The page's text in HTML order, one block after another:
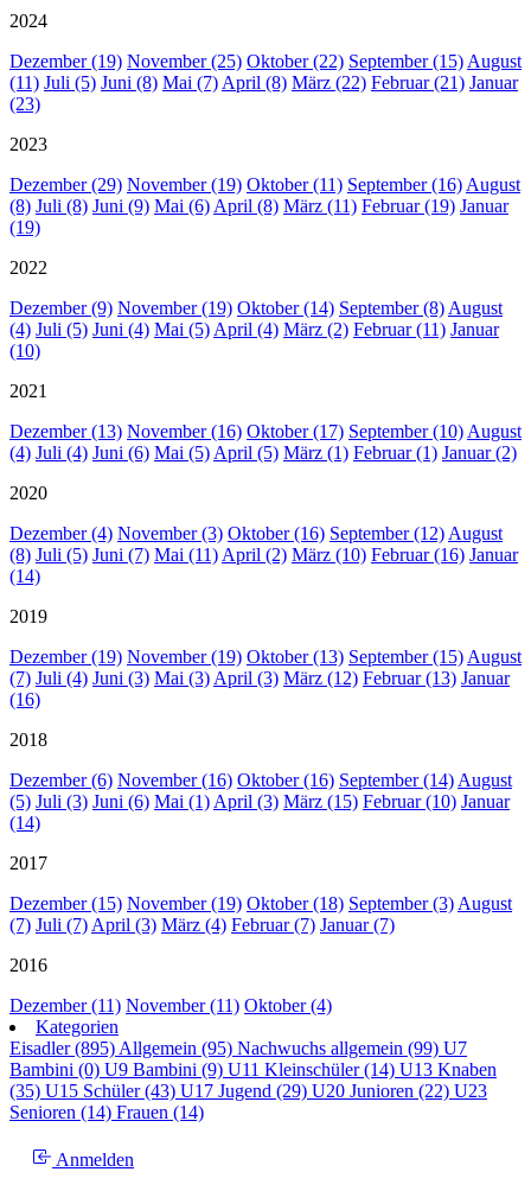
2024
Dezember (19) November (25) Oktober (22) September (15) August
(11) Juli (5) Juni (8) Mai (7) April (8) März (22) Februar (21) Januar
(23)
2023
Dezember (29) November (19) Oktober (11) September (16) August
(8) Juli (8) Juni (9) Mai (6) April (8) März (11) Februar (19) Januar
(19)
2022
Dezember (9) November (19) Oktober (14) September (8) August
(4) Juli (5) Juni (4) Mai (5) April (4) März (2) Februar (11) Januar
(10)
2021
Dezember (13) November (16) Oktober (17) September (10) August
(4) Juli (4) Juni (6) Mai (5) April (5) März (1) Februar (1) Januar (2)
2020
Dezember (4) November (3) Oktober (16) September (12) August
(8) Juli (5) Juni (7) Mai (11) April (2) März (10) Februar (16) Januar
(14)
2019
Dezember (19) November (19) Oktober (13) September (15) August
(7) Juli (4) Juni (3) Mai (3) April (3) März (12) Februar (13) Januar
(16)
2018
Dezember (6) November (16) Oktober (16) September (14) August
(5) Juli (3) Juni (6) Mai (1) April (3) März (15) Februar (10) Januar
(14)
2017
Dezember (15) November (19) Oktober (18) September (3) August
(7) Juli (7) April (3) März (4) Februar (7) Januar (7)
2016
Dezember (11) November (11) Oktober (4)
Kategorien
Eisadler (895) Allgemein (95) Nachwuchs allgemein (99) U7
Bambini (0) U9 Bambini (9) U11 Kleinschüler (14) U13 Knaben
(35) U15 Schüler (43) U17 Jugend (29) U20 Junioren (22) U23
Senioren (14) Frauen (14)
Anmelden